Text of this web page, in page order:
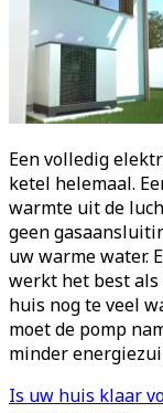
Een volledig
ketel helemaal.
warmte uit de
geen
uw warme water.
werkt het best als
huis nog te veel
moet de pomp
minder
Is uw huis klaar